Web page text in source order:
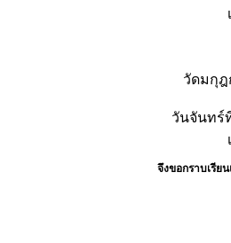
วัดมกุฎ
วันจันทร์
จึงขอกราบเรีย